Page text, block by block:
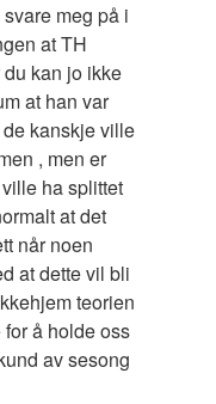
meg på i
at TH
kan jo ikke
at han var
kanskje ville
, men er
ha splittet
at det
når noen
at dette vil bli
teorien
å holde oss
av sesong